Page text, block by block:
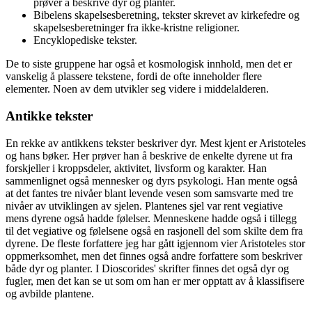
prøver å beskrive dyr og planter.
Bibelens skapelsesberetning, tekster skrevet av kirkefedre og
skapelsesberetninger fra ikke-kristne religioner.
Encyklopediske tekster.
De to siste gruppene har også et kosmologisk innhold, men det er
vanskelig å plassere tekstene, fordi de ofte inneholder flere
elementer. Noen av dem utvikler seg videre i middelalderen.
Antikke tekster
En rekke av antikkens tekster beskriver dyr. Mest kjent er Aristoteles
og hans bøker. Her prøver han å beskrive de enkelte dyrene ut fra
forskjeller i kroppsdeler, aktivitet, livsform og karakter. Han
sammenlignet også mennesker og dyrs psykologi. Han mente også
at det fantes tre nivåer blant levende vesen som samsvarte med tre
nivåer av utviklingen av sjelen. Plantenes sjel var rent vegiative
mens dyrene også hadde følelser. Menneskene hadde også i tillegg
til det vegiative og følelsene også en rasjonell del som skilte dem fra
dyrene. De fleste forfattere jeg har gått igjennom vier Aristoteles stor
oppmerksomhet, men det finnes også andre forfattere som beskriver
både dyr og planter. I Dioscorides' skrifter finnes det også dyr og
fugler, men det kan se ut som om han er mer opptatt av å klassifisere
og avbilde plantene.